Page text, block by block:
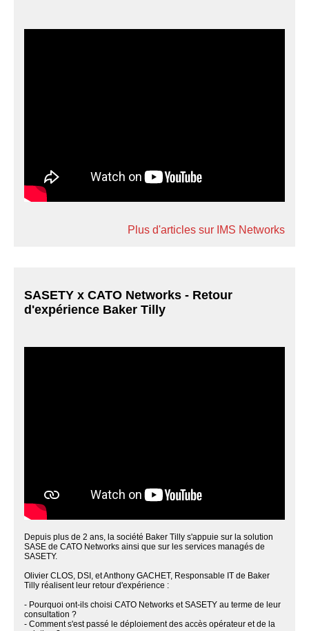
Plus d'articles sur IMS Networks
SASETY x CATO Networks - Retour
d'expérience Baker Tilly
Depuis plus de 2 ans, la société Baker Tilly s'appuie sur la solution
SASE de CATO Networks ainsi que sur les services managés de
SASETY.
Olivier CLOS, DSI, et Anthony GACHET, Responsable IT de Baker
Tilly réalisent leur retour d'expérience :
- Pourquoi ont-ils choisi CATO Networks et SASETY au terme de leur
consultation ?
- Comment s'est passé le déploiement des accès opérateur et de la